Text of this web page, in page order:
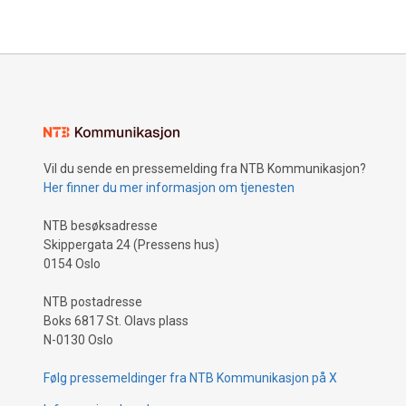
Vil du sende en pressemelding fra NTB Kommunikasjon?
Her finner du mer informasjon om tjenesten
NTB besøksadresse
Skippergata 24 (Pressens hus)
0154 Oslo
NTB postadresse
Boks 6817 St. Olavs plass
N-0130 Oslo
Følg pressemeldinger fra NTB Kommunikasjon på X